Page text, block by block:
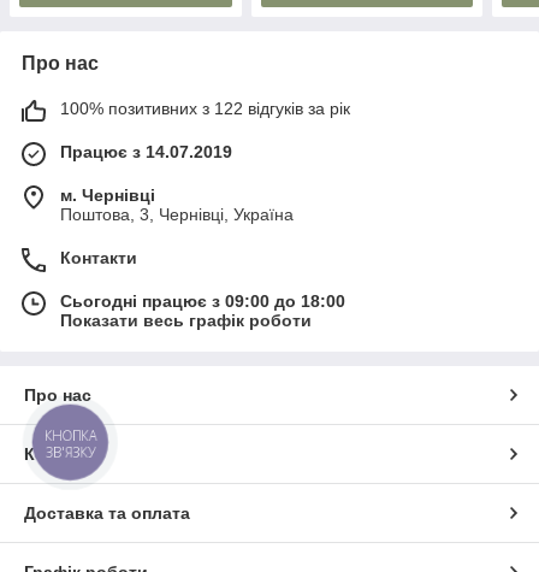
Про нас
100% позитивних з 122 відгуків за рік
Працює з 14.07.2019
м. Чернівці
Поштова, 3, Чернівці, Україна
Контакти
Сьогодні працює з 09:00 до 18:00
Показати весь графік роботи
Про нас
Контакти
Доставка та оплата
КНОПКА
ЗВ'ЯЗКУ